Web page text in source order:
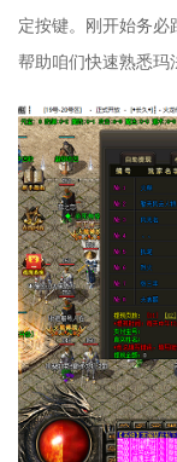
定按键。刚开始务
帮助咱们快速熟悉玛